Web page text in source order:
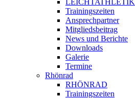
LEICHTATHLETIK
Trainingszeiten
Ansprechpartner
Mitgliedsbeitrag
News und Berichte
Downloads
Galerie
Termine
Rhönrad
RHÖNRAD
Trainingszeiten